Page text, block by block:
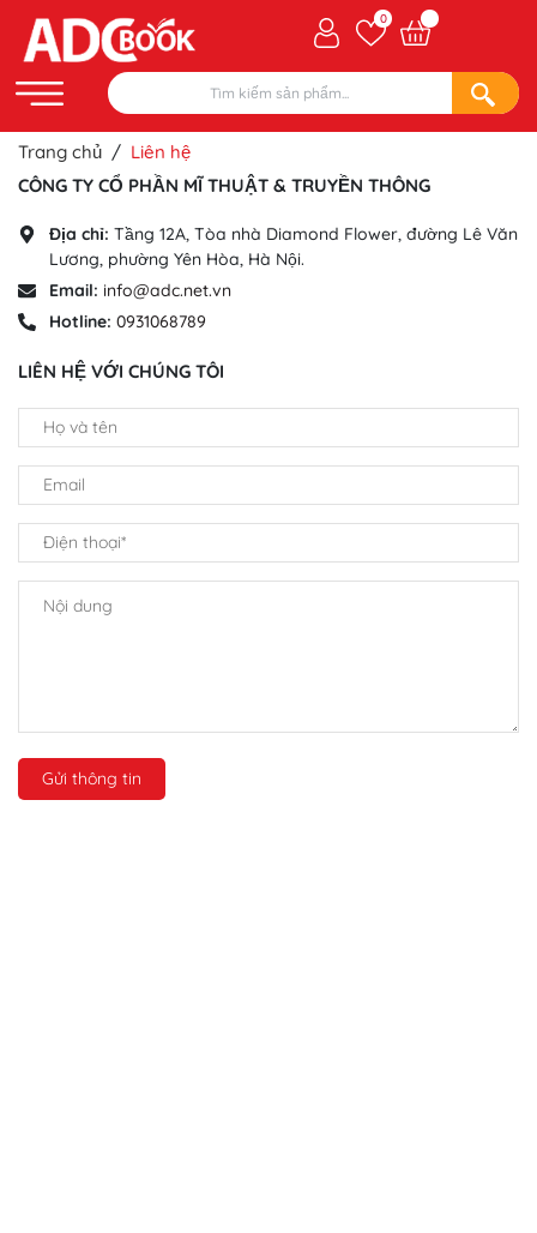
0
Trang chủ / Liên hệ
CÔNG TY CỔ PHẦN MĨ THUẬT & TRUYỀN THÔNG
Địa chỉ: Tầng 12A, Tòa nhà Diamond Flower, đường Lê Văn
Lương, phường Yên Hòa, Hà Nội.
Email: info@adc.net.vn
Hotline: 0931068789
LIÊN HỆ VỚI CHÚNG TÔI
Gửi thông tin